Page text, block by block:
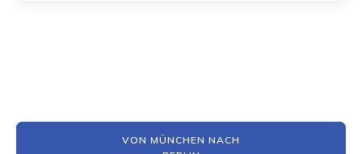
VON MÜNCHEN NACH